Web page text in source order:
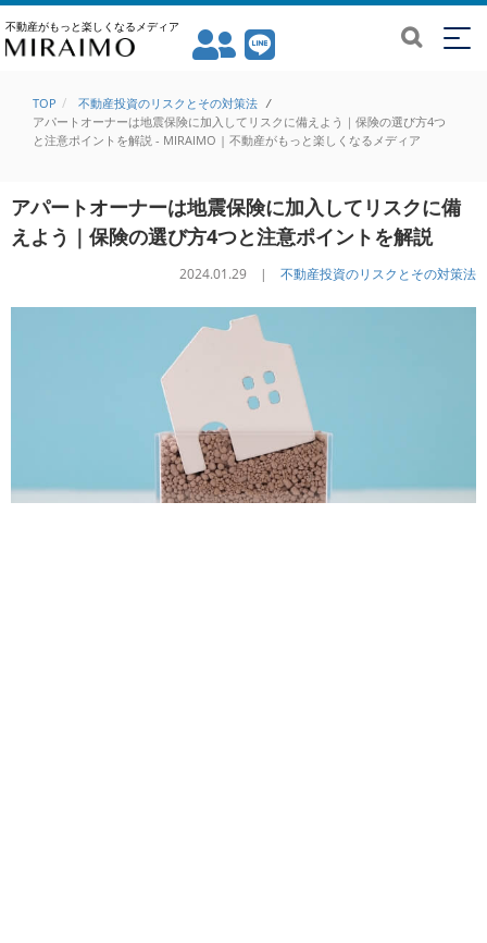
不動産がもっと楽しくなるメディア
TOP 不動産投資のリスクとその対策法 /
アパートオーナーは地震保険に加入してリスクに備えよう｜保険の選び方4つ
と注意ポイントを解説 - MIRAIMO | 不動産がもっと楽しくなるメディア
アパートオーナーは地震保険に加入してリスクに備
えよう｜保険の選び方4つと注意ポイントを解説
2024.01.29 | 不動産投資のリスクとその対策法